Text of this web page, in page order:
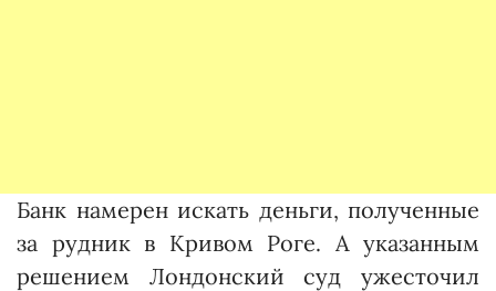
Банк намерен искать деньги, полученные
за рудник в Кривом Роге. А указанным
решением Лондонский суд ужесточил